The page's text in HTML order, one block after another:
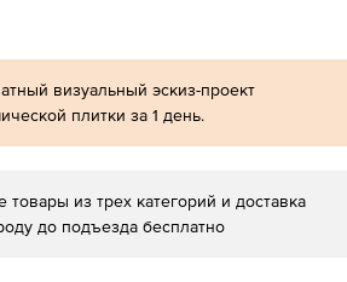
визуальный эскиз-проект
плитки за 1 день.
товары из трех категорий и доставка
до подъезда бесплатно